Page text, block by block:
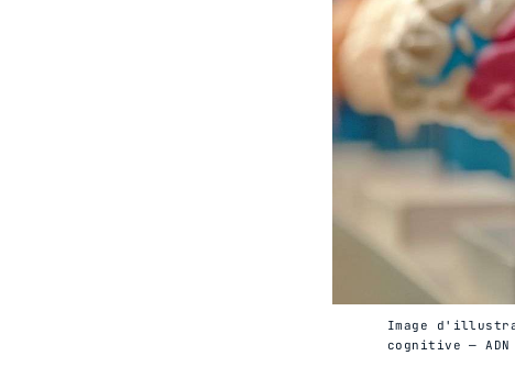
Image
cognitive — ADN